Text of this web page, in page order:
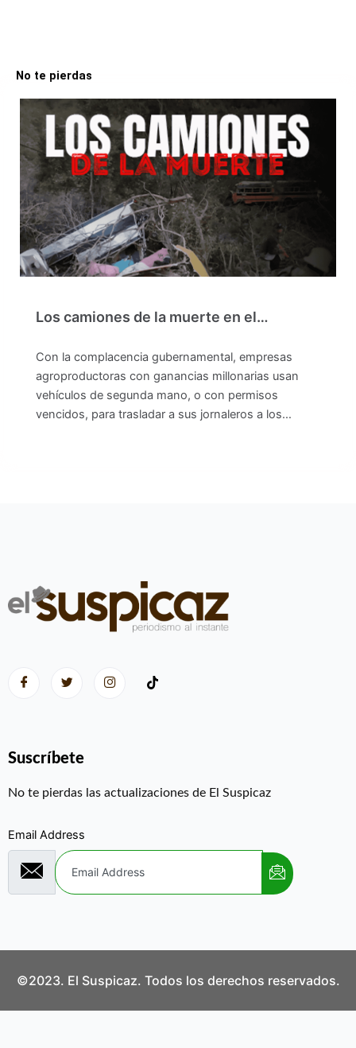
No te pierdas
Los camiones de la muerte en el…
Con la complacencia gubernamental, empresas
agroproductoras con ganancias millonarias usan
vehículos de segunda mano, o con permisos
vencidos, para trasladar a sus jornaleros a los…
Suscríbete
No te pierdas las actualizaciones de El Suspicaz
Email Address
©2023. El Suspicaz. Todos los derechos reservados.